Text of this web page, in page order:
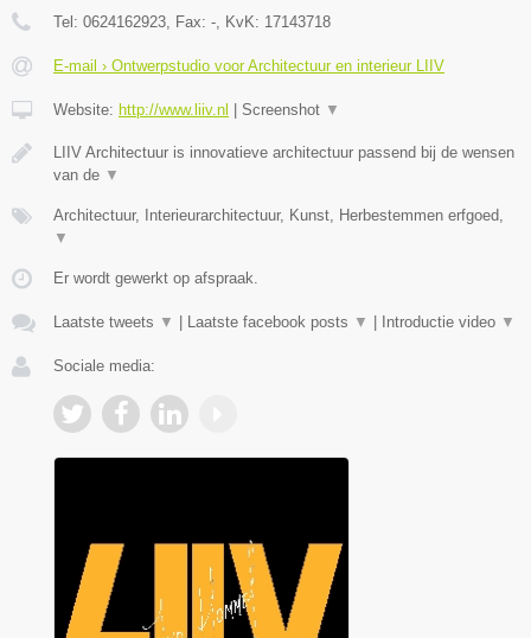
Tel: 0624162923, Fax: -, KvK: 17143718
E-mail › Ontwerpstudio voor Architectuur en interieur LIIV
Website: http://www.liiv.nl Screenshot ▼
LIIV Architectuur is innovatieve architectuur passend bij de wensen
van de ▼
Architectuur, Interieurarchitectuur, Kunst, Herbestemmen erfgoed,
▼
Er wordt gewerkt op afspraak.
Laatste tweets ▼ Laatste facebook posts ▼ Introductie video ▼
Sociale media: